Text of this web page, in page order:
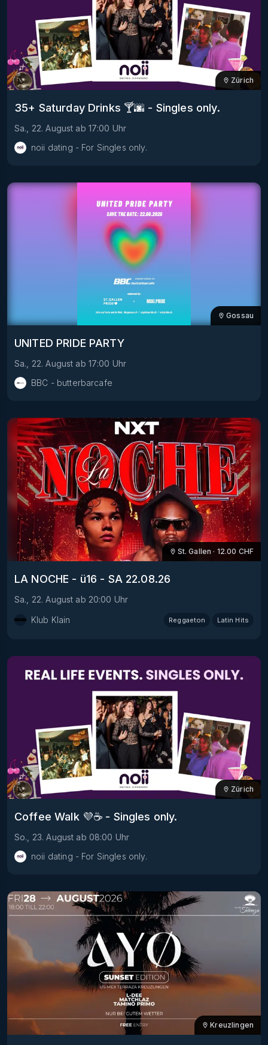
Zürich
35+ Saturday Drinks 🍸🌆 - Singles only.
Sa., 22. August ab 17:00 Uhr
noii dating - For Singles only.
Gossau
UNITED PRIDE PARTY
Sa., 22. August ab 17:00 Uhr
BBC - butterbarcafe
St. Gallen · 12.00 CHF
LA NOCHE - ü16 - SA 22.08.26
Sa., 22. August ab 20:00 Uhr
Klub Klain
Reggaeton Latin Hits
Zürich
Coffee Walk 💜☕️ - Singles only.
So., 23. August ab 08:00 Uhr
noii dating - For Singles only.
Kreuzlingen